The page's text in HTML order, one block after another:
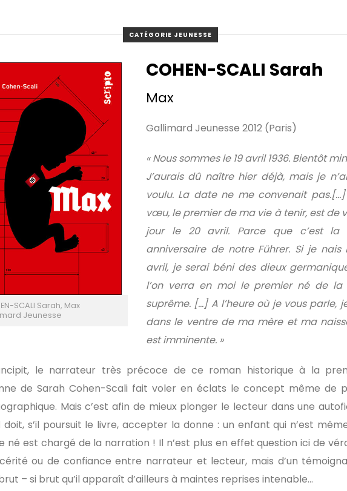
CATÉGORIE JEUNESSE
SCALI Sarah, Max
Jeunesse
COHEN-SCALI Sarah
Max
Gallimard Jeunesse 2012 (Paris)
« Nous sommes le 19 avril 1936. Bientôt
J’aurais dû naître hier déjà, mais je
voulu. La date ne me convenait
vœu, le premier de ma vie à tenir, est de
jour le 20 avril. Parce que c’est la
anniversaire de notre Führer. Si je nais
avril, je serai béni des dieux
l’on verra en moi le premier né de la
suprême. […] A l’heure où je vous parle,
dans le ventre de ma mère et ma
est imminente. »
le narrateur très précoce de ce roman historique à la
de Sarah Cohen-Scali fait voler en éclats le concept même de
Mais c’est afin de mieux plonger le lecteur dans une
s’il poursuit le livre, accepter la donne : un enfant qui n’est
né est chargé de la narration ! Il n’est plus en effet question ici de
ou de confiance entre narrateur et lecteur, mais d’un
– si brut qu’il apparaît d’ailleurs à maintes reprises intenable…